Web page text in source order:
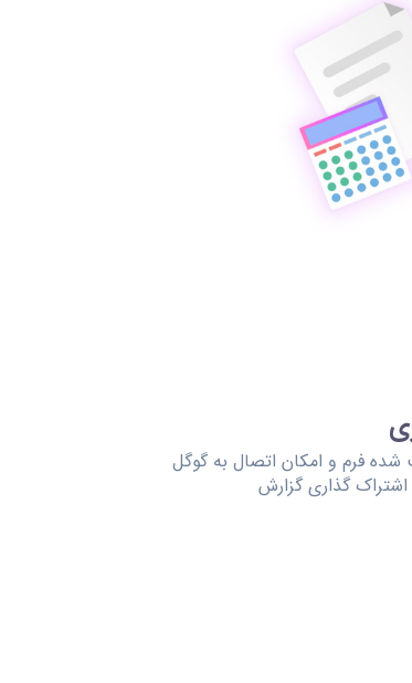
شده فرم و امکان اتصال به گوگل
اشتراک گذاری گزارش